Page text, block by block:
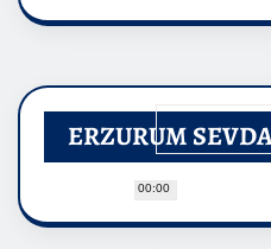
00:00
ERZURUM